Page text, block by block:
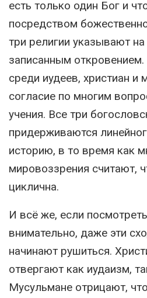
есть только один Бог и
посредством
три религии указывают
записанным
среди иудеев, христиан и
согласие по многим
учения. Все три
придерживаются
историю, в то время как
мировоззрения считают,
циклична.
И всё же, если
внимательно, даже эти
начинают рушиться.
отвергают как иудаизм,
Мусульмане отрицают,